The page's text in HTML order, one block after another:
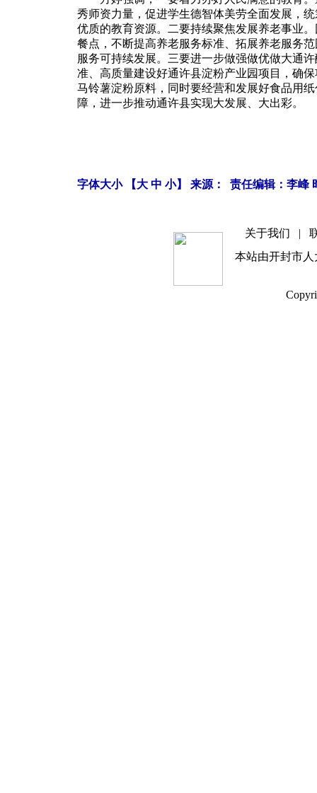
秀师资力量，促进学生德智体美劳全面发展，
优质的教育资源。二要持续聚焦发展养老事业
餐点，不断提高养老服务标准、拓展养老服务
服务可持续发展。三要进一步做强做优做大通
准、高质量建设好通许县淀粉产业园项目，确
马铃薯淀粉原料，同时要经营和发展好食品用
障，进一步推动通许县实现大发展、大出彩。
字体大小 【大 中 小】 来源： 责任编辑：李峰
关于我们 |
本站由开封市